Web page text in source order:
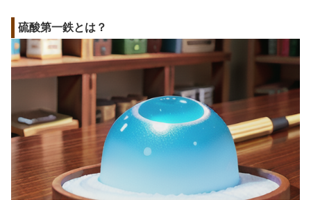
硫酸第一鉄とは？